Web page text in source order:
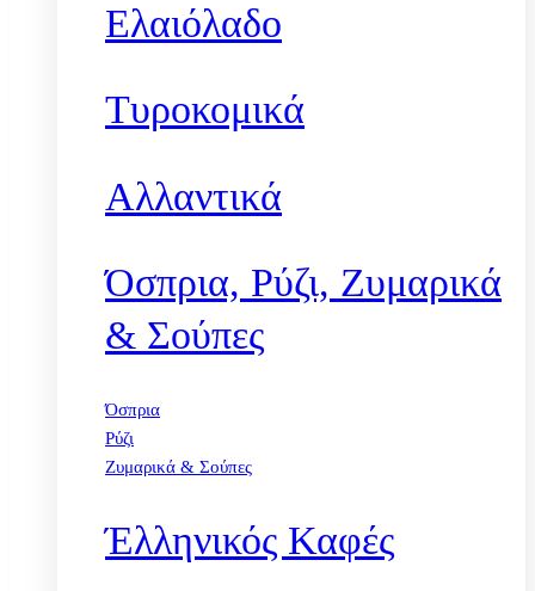
Ελαιόλαδο
Τυροκομικά
Αλλαντικά
Όσπρια, Ρύζι, Ζυμαρικά
& Σούπες
Όσπρια
Ρύζι
Ζυμαρικά & Σούπες
Έλληνικός Καφές